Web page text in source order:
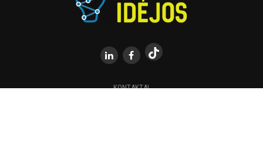
KONTAKTAI